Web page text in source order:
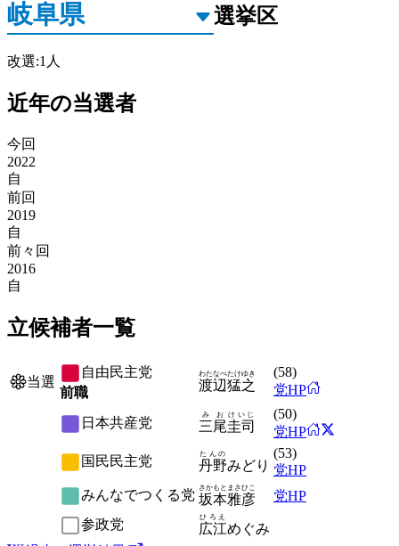
選挙区
改選:1 人
近年の当選者
今回
2022
自
前回
2019
自
前々回
2016
自
立候補者一覧
当選
自由民主党
前職
渡辺
わたなべ
猛之
たけゆき (58)
党HP
日本共産党 三尾
みお
圭司
けいじ (50)
党HP
国民民主党
丹野
たんの
みどり
(53)
党HP
みんなでつくる党 坂本
さかもと
雅彦
まさひこ
党HP
参政党
広江
ひろえ
めぐみ